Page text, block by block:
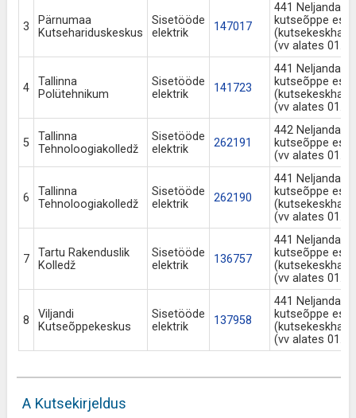
3
Pärnumaa
Kutsehariduskeskus
Sisetööde
elektrik
147017
441 Neljanda
kutseõppe
(vv alates
4
Tallinna
Polütehnikum
Sisetööde
elektrik
141723
441 Neljanda
kutseõppe
(vv alates
5
Tallinna
Tehnoloogiakolledž
Sisetööde
elektrik
262191
442 Neljanda
kutseõppe
(vv alates
6
Tallinna
Tehnoloogiakolledž
Sisetööde
elektrik
262190
441 Neljanda
kutseõppe
(vv alates
7
Tartu Rakenduslik
Kolledž
Sisetööde
elektrik
136757
441 Neljanda
kutseõppe
(vv alates
8
Viljandi
Kutseõppekeskus
Sisetööde
elektrik
137958
441 Neljanda
kutseõppe
(vv alates
A Kutsekirjeldus